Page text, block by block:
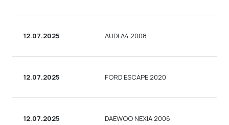
12.07.2025 AUDI A4 2008
12.07.2025 FORD ESCAPE 2020
12.07.2025 DAEWOO NEXIA 2006